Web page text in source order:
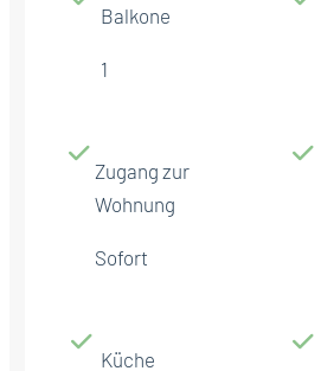
Balkone
1
Zugang zur
Wohnung
Sofort
Küche